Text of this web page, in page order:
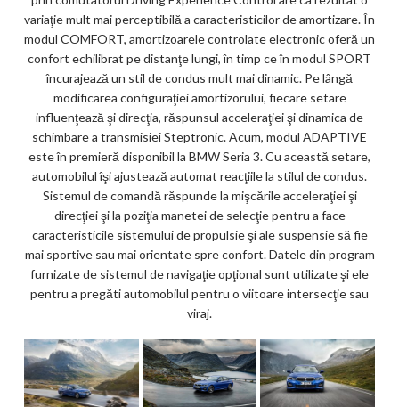
variaţie mult mai perceptibilă a caracteristicilor de amortizare. În
modul COMFORT, amortizoarele controlate electronic oferă un
confort echilibrat pe distanţe lungi, în timp ce în modul SPORT
încurajează un stil de condus mult mai dinamic. Pe lângă
modificarea configuraţiei amortizorului, fiecare setare
influenţează şi direcţia, răspunsul acceleraţiei şi dinamica de
schimbare a transmisiei Steptronic. Acum, modul ADAPTIVE
este în premieră disponibil la BMW Seria 3. Cu această setare,
automobilul îşi ajustează automat reacţiile la stilul de condus.
Sistemul de comandă răspunde la mişcările acceleraţiei şi
direcţiei şi la poziţia manetei de selecţie pentru a face
caracteristicile sistemului de propulsie şi ale suspensie să fie
mai sportive sau mai orientate spre confort. Datele din program
furnizate de sistemul de navigaţie opţional sunt utilizate şi ele
pentru a pregăti automobilul pentru o viitoare intersecţie sau
viraj.